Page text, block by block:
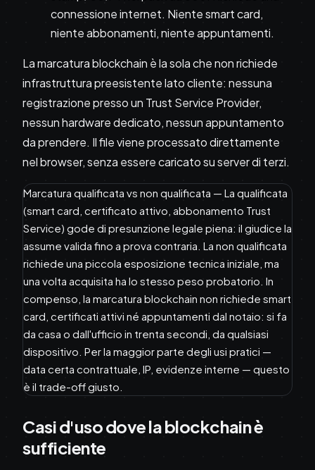
connessione internet. Niente smart card,
niente abbonamenti, niente appuntamenti.
La marcatura blockchain è la sola che non richiede
infrastruttura preesistente lato cliente: nessuna
registrazione presso un Trust Service Provider,
nessun hardware dedicato, nessun appuntamento
da prendere. Il file viene processato direttamente
nel browser, senza essere caricato su server di terzi.
Marcatura qualificata vs non qualificata — La qualificata
(smart card, certificato attivo, abbonamento Trust
Service) gode di presunzione legale piena: il giudice la
assume valida fino a prova contraria. La non qualificata
richiede una piccola esposizione tecnica iniziale, ma
una volta acquisita ha lo stesso peso probatorio. In
compenso, la marcatura blockchain non richiede smart
card, certificati attivi né appuntamenti dal notaio: si fa
da casa o dall'ufficio in trenta secondi, da qualsiasi
dispositivo. Per la maggior parte degli usi pratici —
data certa contrattuale, IP, evidenze interne — questo
è il trade-off giusto.
Casi d'uso dove la blockchain è
sufficiente